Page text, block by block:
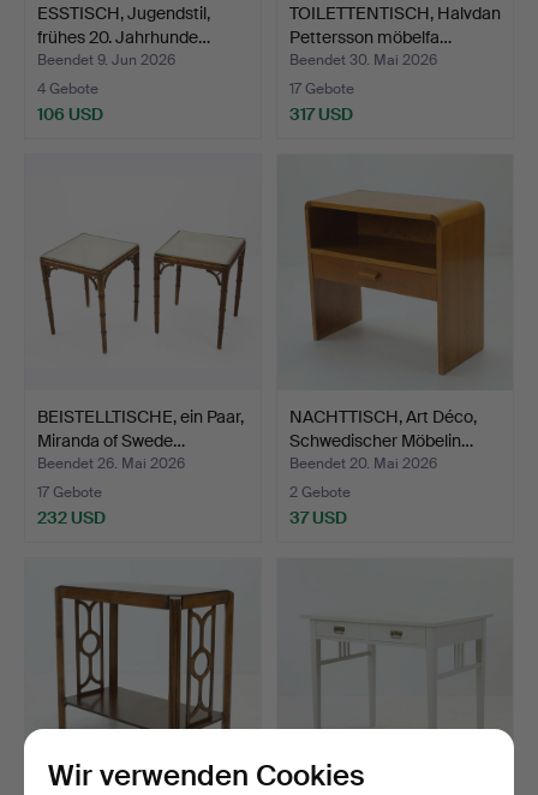
ESSTISCH, Jugendstil,
frühes 20. Jahrhunde…
Beendet 9. Jun 2026
4 Gebote
106 USD
TOILETTENTISCH, Halvdan
Pettersson möbelfa…
Beendet 30. Mai 2026
17 Gebote
317 USD
BEISTELLTISCHE, ein Paar,
Miranda of Swede…
Beendet 26. Mai 2026
17 Gebote
232 USD
NACHTTISCH, Art Déco,
Schwedischer Möbelin…
Beendet 20. Mai 2026
2 Gebote
37 USD
Wir verwenden Cookies